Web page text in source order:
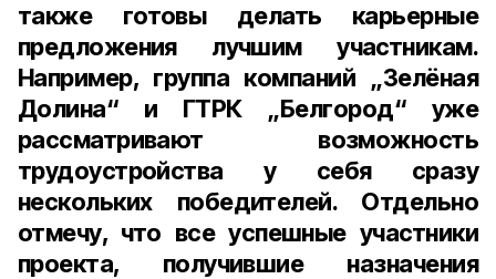
также готовы делать карьерные
предложения лучшим участникам.
Например, группа компаний „Зелёная
Долина“ и ГТРК „Белгород“ уже
рассматривают возможность
трудоустройства у себя сразу
нескольких победителей. Отдельно
отмечу, что все успешные участники
проекта, получившие назначения